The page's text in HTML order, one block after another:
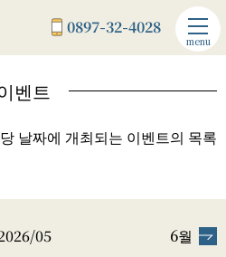
0897-32-4028
menu
벤트
날짜에 개최되는 이벤트의 목록
05 6월